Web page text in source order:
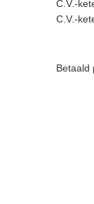
ground floor,
room en-suite
is spacious
has a bath,
C.V.-
C.V.-
Betaald